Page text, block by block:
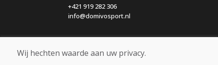
+421 919 282 306
info@domivosport.nl
Blog
Wij hechten waarde aan uw privacy.